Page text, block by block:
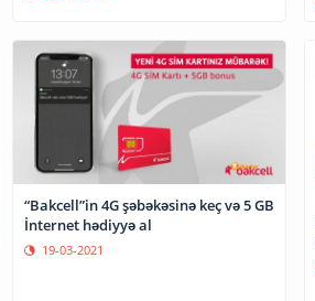
“Bakcell”in 4G şəbəkəsinə keç və 5 GB
İnternet hədiyyə al
19-03-2021